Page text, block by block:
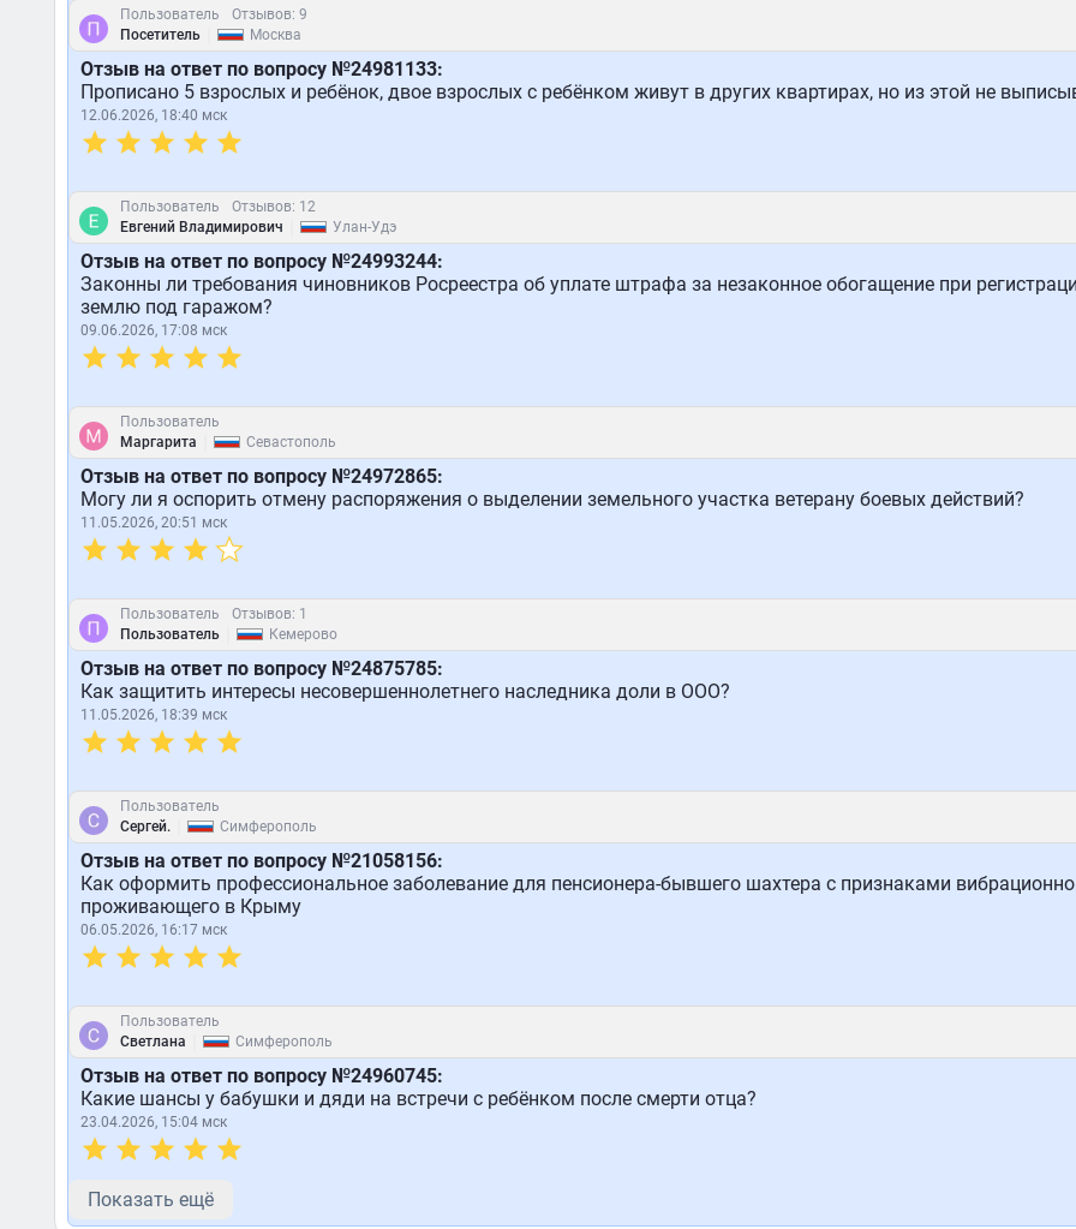
Пользователь
Отзывов: 9
Посетитель
Москва
Отзыв на ответ по вопросу №24981133:
Прописано 5 взрослых и ребёнок, двое взрослых с ребёнком живут в других квартирах, но из этой не
12.06.2026, 18:40 мск
Пользователь
Отзывов: 12
Евгений Владимирович
Улан-Удэ
Отзыв на ответ по вопросу №24993244:
Законны ли требования чиновников Росреестра об уплате штрафа за незаконное обогащение при
землю под гаражом?
09.06.2026, 17:08 мск
Пользователь
Маргарита
Севастополь
Отзыв на ответ по вопросу №24972865:
Могу ли я оспорить отмену распоряжения о выделении земельного участка ветерану боевых действий?
11.05.2026, 20:51 мск
Пользователь
Отзывов: 1
Пользователь
Кемерово
Отзыв на ответ по вопросу №24875785:
Как защитить интересы несовершеннолетнего наследника доли в ООО?
11.05.2026, 18:39 мск
Пользователь
Сергей.
Симферополь
Отзыв на ответ по вопросу №21058156:
Как оформить профессиональное заболевание для пенсионера-бывшего шахтера с признаками
проживающего в Крыму
06.05.2026, 16:17 мск
Пользователь
Светлана
Симферополь
Отзыв на ответ по вопросу №24960745:
Какие шансы у бабушки и дяди на встречи с ребёнком после смерти отца?
23.04.2026, 15:04 мск
Показать ещё